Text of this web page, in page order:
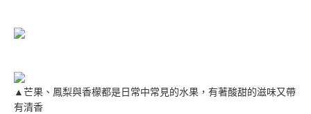
▲芒果、鳳梨與香檬都是日常中常見的水果，有著酸甜的滋味又帶
有清香